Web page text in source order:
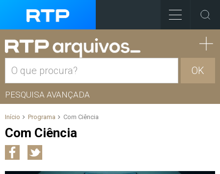
OK
PESQUISA AVANÇADA
Início Programa Com Ciência
Com Ciência